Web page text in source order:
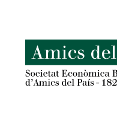
content